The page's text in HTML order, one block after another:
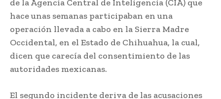
de la Agencia Central de Inteligencia (CIA) que
hace unas semanas participaban en una
operación llevada a cabo en la Sierra Madre
Occidental, en el Estado de Chihuahua, la cual,
dicen que carecía del consentimiento de las
autoridades mexicanas.
El segundo incidente deriva de las acusaciones